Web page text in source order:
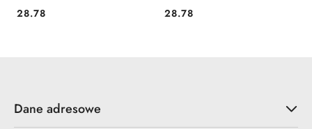
Cena:
28.78 Cena:
28.78
Dane adresowe